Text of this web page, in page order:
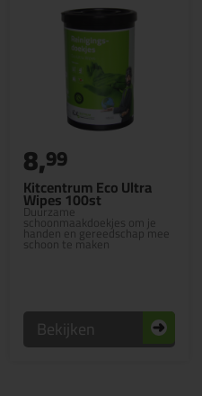
Kitcentrum Eco Ultra
Wipes 100st
Duurzame
schoonmaakdoekjes om je
handen en gereedschap mee
schoon te maken
8,99
Bekijken